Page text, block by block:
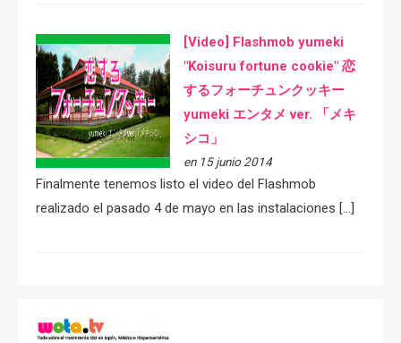
[Video] Flashmob yumeki
"Koisuru fortune cookie" 恋
するフォーチュンクッキー
yumeki エンタメ ver. 「メキ
シコ」
en 15 junio 2014
Finalmente tenemos listo el video del Flashmob
realizado el pasado 4 de mayo en las instalaciones […]